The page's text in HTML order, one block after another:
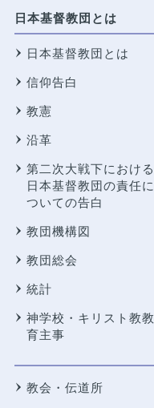
日本基督教団とは
日本基督教団とは
信仰告白
教憲
沿革
第二次大戦下における
日本基督教団の責任に
ついての告白
教団機構図
教団総会
統計
神学校・キリスト教教
育主事
教会・伝道所